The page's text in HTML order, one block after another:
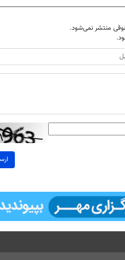
منتشر نمی‌شود.